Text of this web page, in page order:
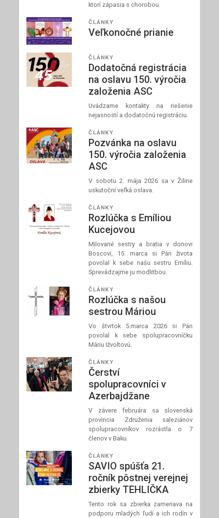
ktorí zápasia s chorobou.
ČLÁNKY
Veľkonočné prianie
ČLÁNKY
Dodatočná registrácia
na oslavu 150. výročia
založenia ASC
Uvádzame kontakty na riešenie
nejasností a dodatočnú registráciu.
ČLÁNKY
Pozvánka na oslavu
150. výročia založenia
ASC
V sobotu 2. mája 2026 sa v Žiline
uskutoční veľká oslava.
ČLÁNKY
Rozlúčka s Emíliou
Kucejovou
Milované sestry a bratia v donovi
Boscovi, 15. marca si Pán života
povolal k sebe našu sestru Emíliu.
Sprevádzajme ju modlitbou.
ČLÁNKY
Rozlúčka s našou
sestrou Máriou
Vo štvrtok 5.marca 2026 si Pán
povolal k sebe spolupracovníčku
Máriu Ižvoltovú.
ČLÁNKY
Čerství
spolupracovníci v
Azerbajdžane
V závere februára sa slovenská
provincia Združenia saleziánov
spolupracovníkov rozrástla o 7
členov v Baku.
ČLÁNKY
SAVIO spúšťa 21.
ročník pôstnej verejnej
zbierky TEHLIČKA
Tento rok sa zbierka zameriava na
podporu mladých ľudí a ich rodín v